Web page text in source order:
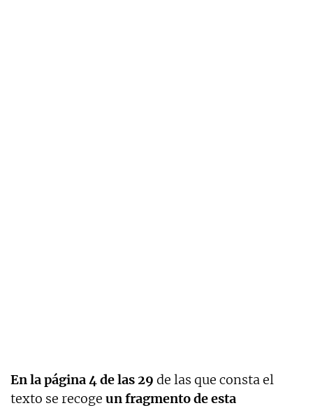
En la página 4 de las 29 de las que consta el
texto se recoge un fragmento de esta